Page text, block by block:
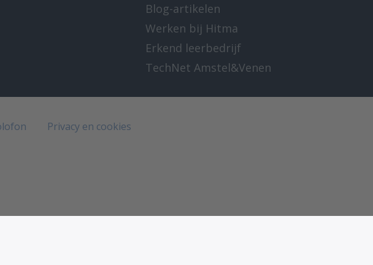
Blog-artikelen
Werken bij Hitma
Erkend leerbedrijf
TechNet Amstel&Venen
Privacy en cookies